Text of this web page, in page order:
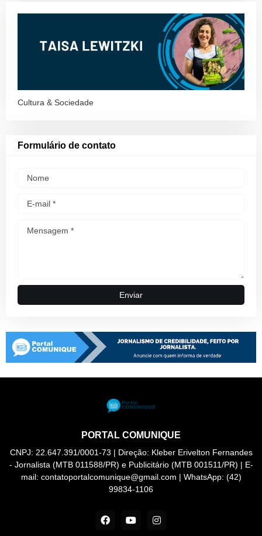
Cultura & Sociedade
Formulário de contato
PORTAL COMUNIQUE
CNPJ: 22.647.391/0001-73 | Direção: Kleber Erivelton Fernandes
- Jornalista (MTB 011588/PR) e Publicitário (MTB 001511/PR) | E-
mail: contatoportalcomunique@gmail.com | WhatsApp: (42)
99834-1106